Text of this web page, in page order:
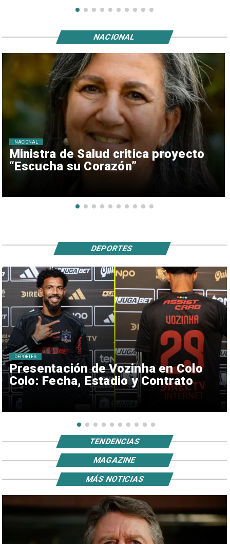
Ministra de Salud critica proyecto
“Escucha su Corazón”
NACIONAL
NACIONAL
Presentación de Vozinha en Colo
Colo: Fecha, Estadio y Contrato
DEPORTES
DEPORTES
TENDENCIAS
MAGAZINE
MÁS NOTICIAS